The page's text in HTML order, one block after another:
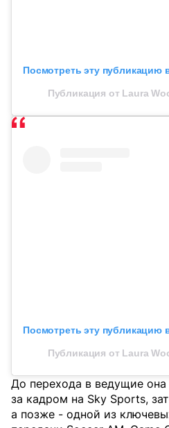
Посмотреть эту публикацию
Публикация от Laura
Посмотреть эту публикацию
Публикация от Laura
До перехода в ведущие она
за кадром на Sky Sports,
а позже - одной из